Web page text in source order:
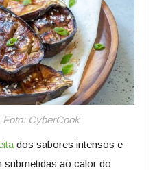
Foto: CyberCook
dos sabores intensos e
submetidas ao calor do